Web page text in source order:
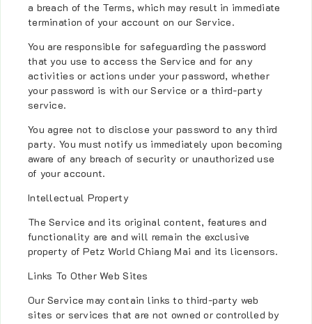
a breach of the Terms, which may result in immediate
termination of your account on our Service.
You are responsible for safeguarding the password
that you use to access the Service and for any
activities or actions under your password, whether
your password is with our Service or a third-party
service.
You agree not to disclose your password to any third
party. You must notify us immediately upon becoming
aware of any breach of security or unauthorized use
of your account.
Intellectual Property
The Service and its original content, features and
functionality are and will remain the exclusive
property of Petz World Chiang Mai and its licensors.
Links To Other Web Sites
Our Service may contain links to third-party web
sites or services that are not owned or controlled by